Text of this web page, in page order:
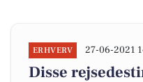
ERHVERV 27-06-2021
Disse